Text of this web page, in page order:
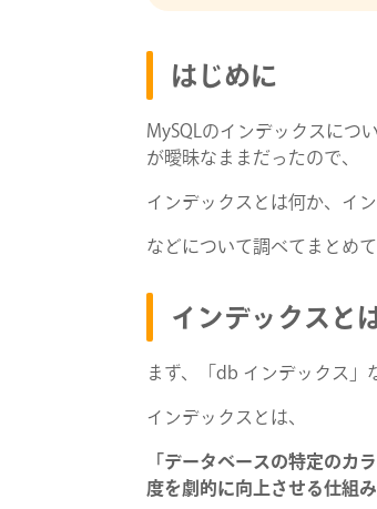
はじめに
MySQLのインデックスにつ
が曖昧なままだったので、
インデックスとは何か、イ
などについて調べてまとめて
インデックスと
まず、「db インデックス」
インデックスとは、
「データベースの特定のカ
度を劇的に向上させる仕組み